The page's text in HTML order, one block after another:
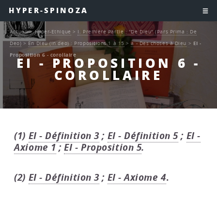
HYPER-SPINOZA
EI - PROPOSITION 6 -
COROLLAIRE
Accueil>Hyper-Ethique > I. Première Partie : "De Dieu" (Pars Prima : De
Deo)>En Dieu (in deo) : Propositions 1 à 15 >a - Des choses à Dieu > EI -
Proposition 6 - corollaire
(1) EI - Définition 3; EI - Définition 5; EI -
Axiome 1 ;EI - Proposition 5.
(2) EI - Définition 3; EI - Axiome 4.